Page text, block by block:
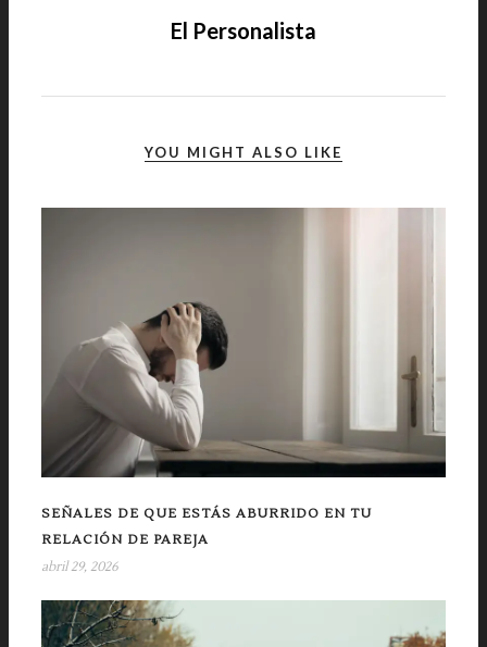
El Personalista
YOU MIGHT ALSO LIKE
SEÑALES DE QUE ESTÁS ABURRIDO EN TU
RELACIÓN DE PAREJA
abril 29, 2026